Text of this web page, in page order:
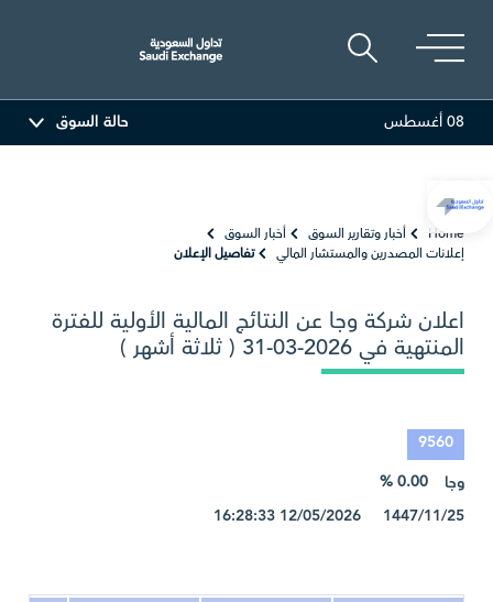
81.70
08 أغسطس حالة السوق
Home أخبار وتقارير السوق
أخبار السوق
إعلانات المصدرين والمستشار المالي
تفاصيل الإعلان
اعلان شركة وجا عن النتائج المالية الأولية للفترة
المنتهية في 2026-03-31 ( ثلاثة أشهر )
9560
وجا
0.00 %
1447/11/25 12/05/2026 16:28:33